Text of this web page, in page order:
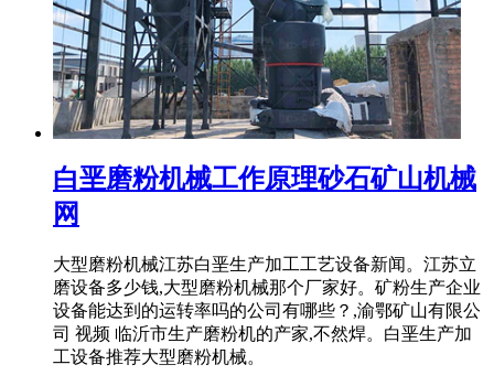
白垩磨粉机械工作原理砂石矿山机械
网
大型磨粉机械江苏白垩生产加工工艺设备新闻。江苏立
磨设备多少钱,大型磨粉机械那个厂家好。矿粉生产企业
设备能达到的运转率吗的公司有哪些？,渝鄂矿山有限公
司 视频 临沂市生产磨粉机的产家,不然焊。白垩生产加
工设备推荐大型磨粉机械。